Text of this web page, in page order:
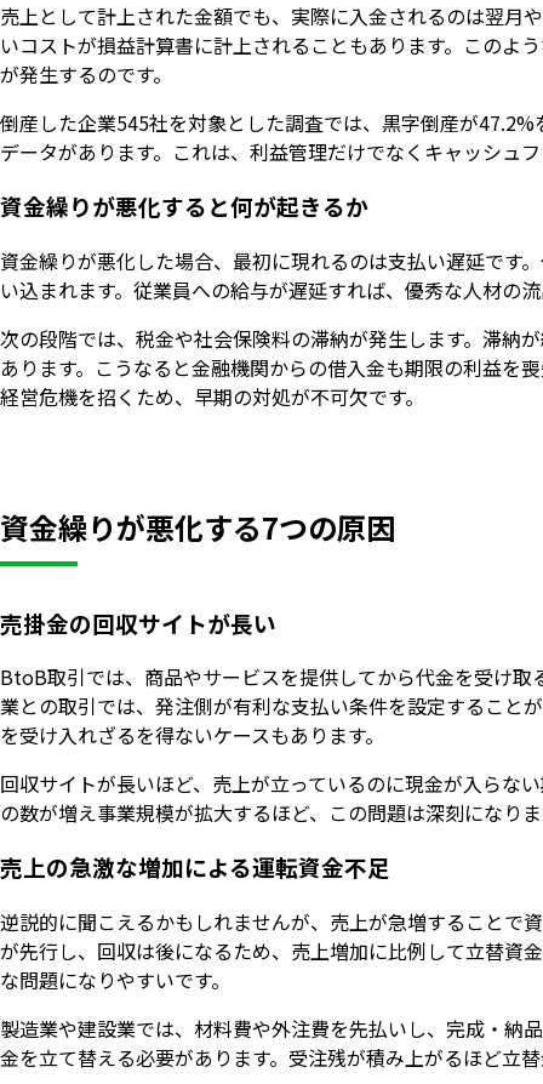
売上として計上された金額でも、実際に入金されるのは翌月
いコストが損益計算書に計上されることもあります。このよ
が発生するのです。
倒産した企業545社を対象とした調査では、黒字倒産が
データがあります。これは、利益管理だけでなくキャッシュ
資金繰りが悪化すると何が起きるか
資金繰りが悪化した場合、最初に現れるのは支払い遅延です
い込まれます。従業員への給与が遅延すれば、優秀な人材の
次の段階では、税金や社会保険料の滞納が発生します。滞納
あります。こうなると金融機関からの借入金も期限の利益を
経営危機を招くため、早期の対処が不可欠です。
資金繰りが悪化する7つの原因
売掛金の回収サイトが長い
BtoB取引では、商品やサービスを提供してから代金を受け
業との取引では、発注側が有利な支払い条件を設定すること
を受け入れざるを得ないケースもあります。
回収サイトが長いほど、売上が立っているのに現金が入らな
の数が増え事業規模が拡大するほど、この問題は深刻になり
売上の急激な増加による運転資金不足
逆説的に聞こえるかもしれませんが、売上が急増することで
が先行し、回収は後になるため、売上増加に比例して立替資
な問題になりやすいです。
製造業や建設業では、材料費や外注費を先払いし、完成・納
金を立て替える必要があります。受注残が積み上がるほど立